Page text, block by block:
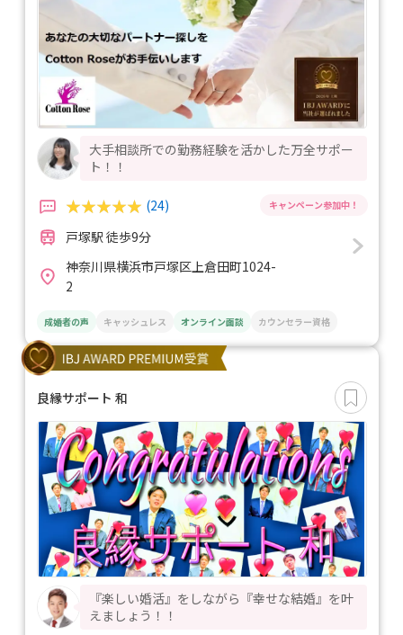
大手相談所での勤務経験を活かした万全サポー
ト！！
(24)
戸塚駅 徒歩9分
神奈川県横浜市戸塚区上倉田町1024-
2
成婚者の声 キャッシュレス オンライン面談 カウンセラー資格
良縁サポート 和
『楽しい婚活』をしながら『幸せな結婚』を叶
えましょう！！